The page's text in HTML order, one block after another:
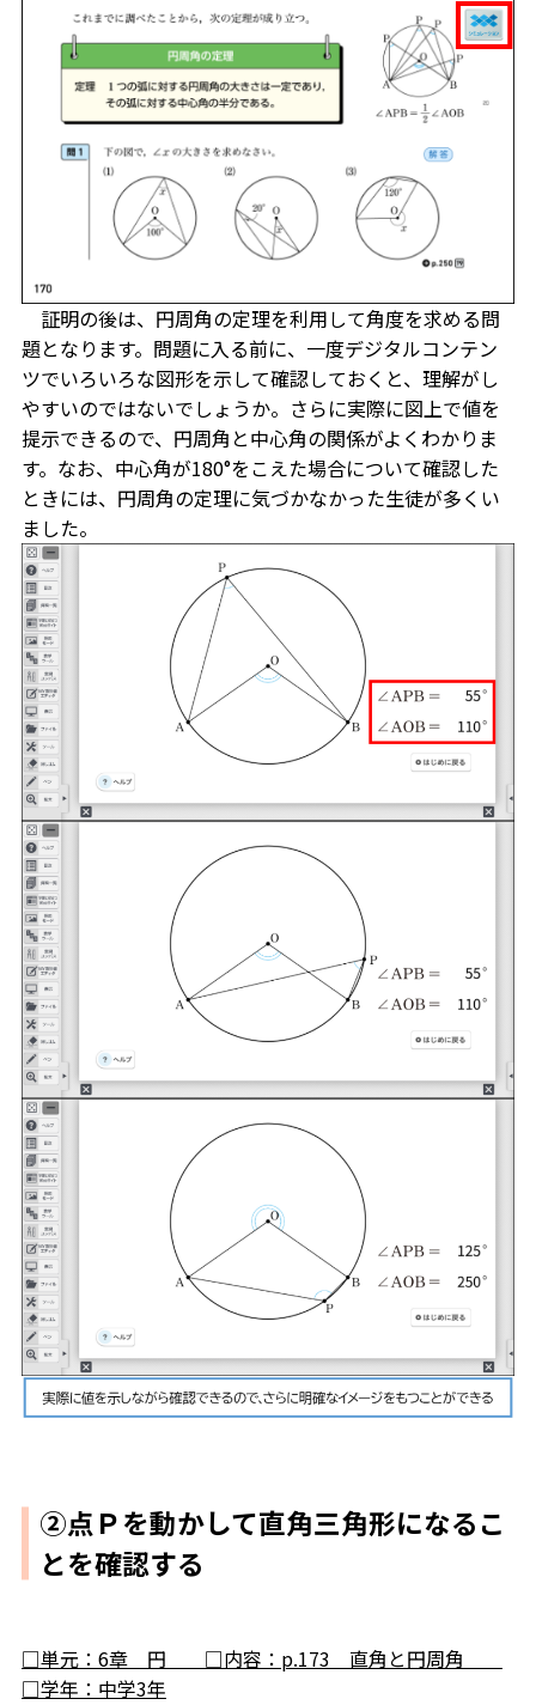
証明の後は、円周角の定理を利用して角度を求める問
題となります。問題に入る前に、一度デジタルコンテン
ツでいろいろな図形を示して確認しておくと、理解がし
やすいのではないでしょうか。さらに実際に図上で値を
提示できるので、円周角と中心角の関係がよくわかりま
す。なお、中心角が180°をこえた場合について確認した
ときには、円周角の定理に気づかなかった生徒が多くい
ました。
②点Ｐを動かして直角三角形になるこ
とを確認する
□単元：6章 円 □内容：p.173 直角と円周角
□学年：中学3年